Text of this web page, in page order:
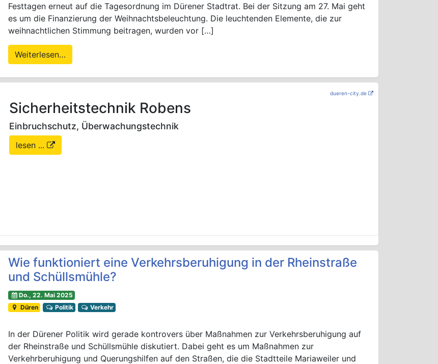
Festtagen erneut auf die Tagesordnung im Dürener Stadtrat. Bei der Sitzung am 27. Mai geht
es um die Finanzierung der Weihnachtsbeleuchtung. Die leuchtenden Elemente, die zur
weihnachtlichen Stimmung beitragen, wurden vor […]
Weiterlesen…
dueren-city.de
Sicherheitstechnik Robens
Einbruchschutz, Überwachungstechnik
lesen ...
Wie funktioniert eine Verkehrsberuhigung in der Rheinstraße
und Schüllsmühle?
Do., 22. Mai 2025
Düren
Politik Verkehr
In der Dürener Politik wird gerade kontrovers über Maßnahmen zur Verkehrsberuhigung auf
der Rheinstraße und Schüllsmühle diskutiert. Dabei geht es um Maßnahmen zur
Verkehrberuhigung und Querungshilfen auf den Straßen, die die Stadtteile Mariaweiler und